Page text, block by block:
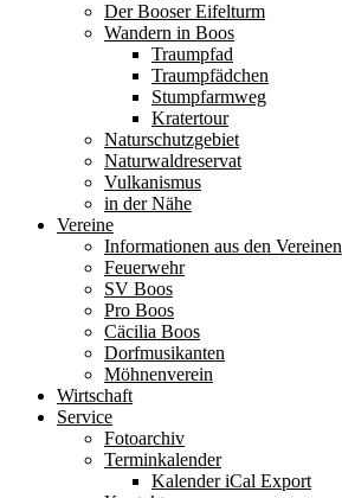
Der Booser Eifelturm
Wandern in Boos
Traumpfad
Traumpfädchen
Stumpfarmweg
Kratertour
Naturschutzgebiet
Naturwaldreservat
Vulkanismus
in der Nähe
Vereine
Informationen aus den Vereinen
Feuerwehr
SV Boos
Pro Boos
Cäcilia Boos
Dorfmusikanten
Möhnenverein
Wirtschaft
Service
Fotoarchiv
Terminkalender
Kalender iCal Export